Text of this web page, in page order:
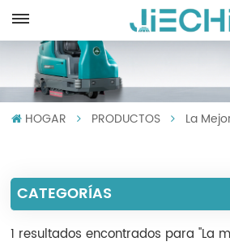
English
Français
Español
Português
HOGAR PRODUCTOS La
CATEGORÍAS
1 resultados encontrados para "La